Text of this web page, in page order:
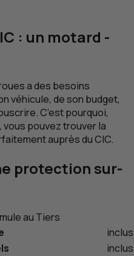
: un motard -
a des besoins
véhicule, de son budget,
C’est pourquoi,
vous pouvez trouver la
auprès duCIC.
protection sur-
au Tiers
inclus
inclus